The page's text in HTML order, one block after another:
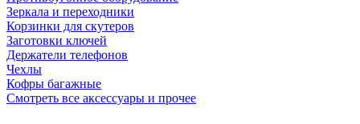
Зеркала и переходники
Корзинки для скутеров
Заготовки ключей
Держатели телефонов
Чехлы
Кофры багажные
Смотреть все аксессуары и прочее